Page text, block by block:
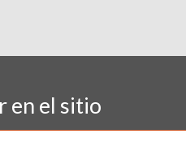
en el sitio